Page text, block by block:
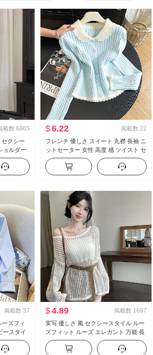
載数 6865
クシー
ョルダー
エストシ
$6.22 掲載数 22
フレンチ 優しさ スイート 丸襟 長袖 ニ
ットセーター 女性 高度 感 ツイスト セ
ーター スリムフィット スリム効果 ト
ップス
掲載数 37
ズフィ
ースタイ
ーストッ
$4.89 掲載数 1697
実写 優しさ 風 セクシースタイル ルー
ズフィット ルーズ エレガント 万能 長
袖 レース ニット ブラウス キャミソー
ル